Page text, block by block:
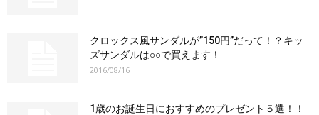
クロックス風サンダルが”150円”だって！？キッ
ズサンダルは○○で買えます！
2016/08/16
1歳のお誕生日におすすめのプレゼント５選！！